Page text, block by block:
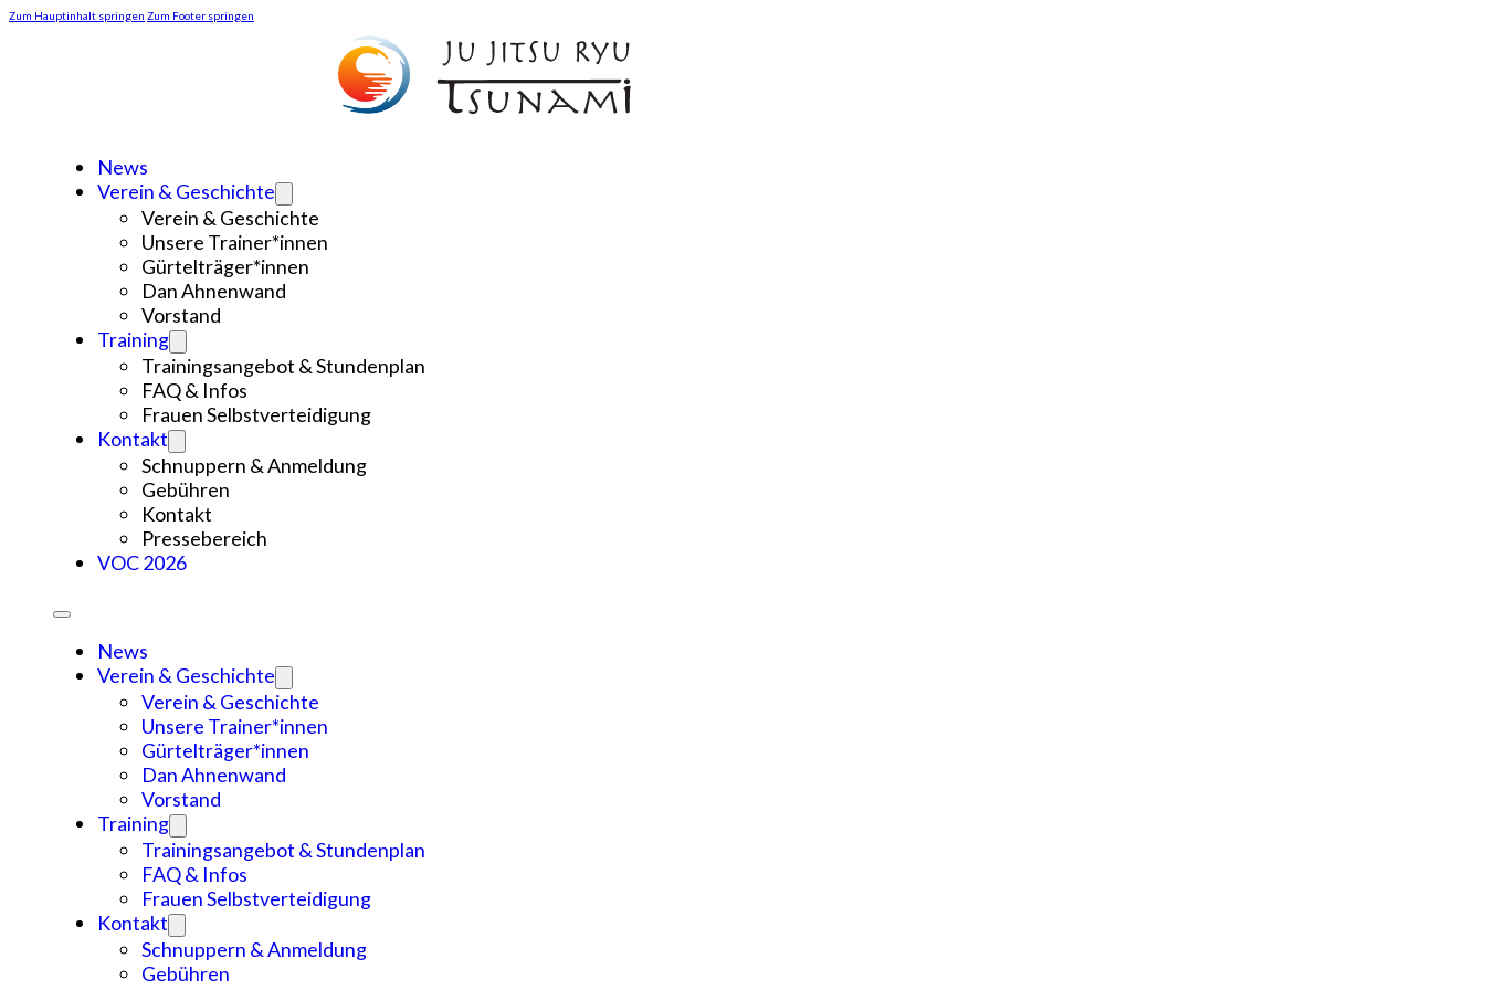
Zum Hauptinhalt springen Zum Footer springen
News
Verein & Geschichte
Verein & Geschichte
Unsere Trainer*innen
Gürtelträger*innen
Dan Ahnenwand
Vorstand
Training
Trainingsangebot & Stundenplan
FAQ & Infos
Frauen Selbstverteidigung
Kontakt
Schnuppern & Anmeldung
Gebühren
Kontakt
Pressebereich
VOC 2026
News
Verein & Geschichte
Verein & Geschichte
Unsere Trainer*innen
Gürtelträger*innen
Dan Ahnenwand
Vorstand
Training
Trainingsangebot & Stundenplan
FAQ & Infos
Frauen Selbstverteidigung
Kontakt
Schnuppern & Anmeldung
Gebühren